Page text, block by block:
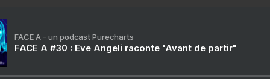
FACE A - un podcast Purecharts
FACE A #30 : Eve Angeli raconte "Avant de partir"